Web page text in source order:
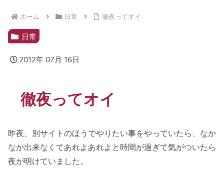
ホーム 日常 徹夜ってオイ
日常
2012年 07月 16日
徹夜ってオイ
昨夜、別サイトのほうでやりたい事をやっていたら、なか
なか出来なくてあれよあれよと時間が過ぎて気がついたら
夜が明けていました。